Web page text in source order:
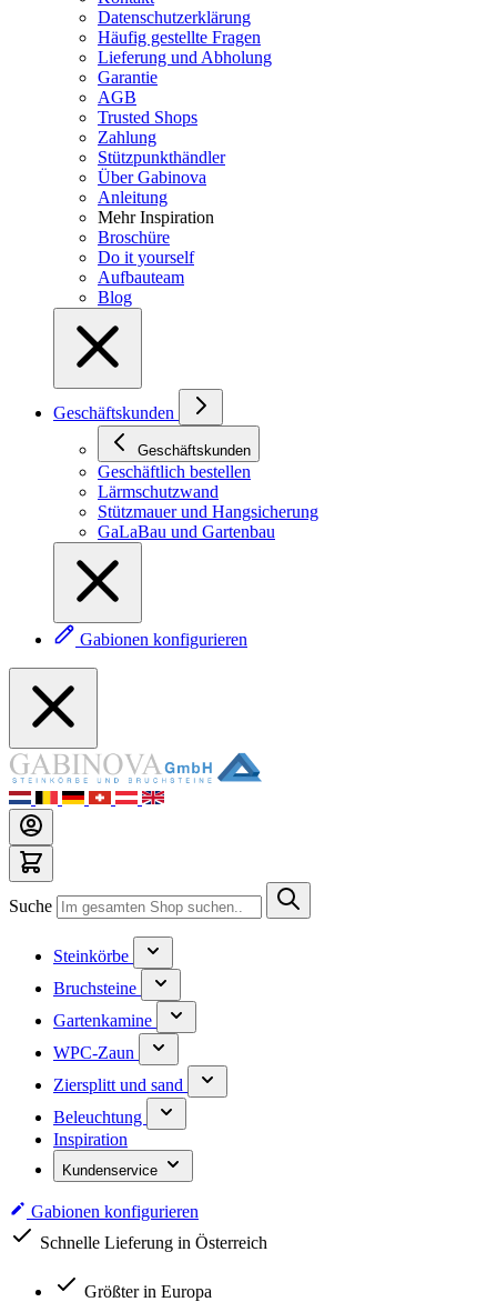
Datenschutzerklärung
Häufig gestellte Fragen
Lieferung und Abholung
Garantie
AGB
Trusted Shops
Zahlung
Stützpunkthändler
Über Gabinova
Anleitung
Mehr Inspiration
Broschüre
Do it yourself
Aufbauteam
Blog
Geschäftskunden
Geschäftskunden
Geschäftlich bestellen
Lärmschutzwand
Stützmauer und Hangsicherung
GaLaBau und Gartenbau
Gabionen konfigurieren
Suche
Steinkörbe
Bruchsteine
Gartenkamine
WPC-Zaun
Ziersplitt und sand
Beleuchtung
Inspiration
Kundenservice
Gabionen konfigurieren
Schnelle Lieferung in Österreich
Größter in Europa